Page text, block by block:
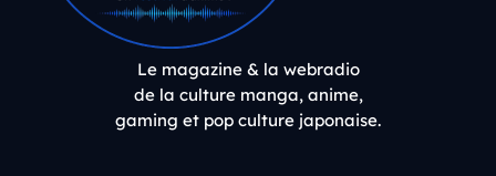
Le magazine & la webradio
de la culture manga, anime,
gaming et pop culture japonaise.